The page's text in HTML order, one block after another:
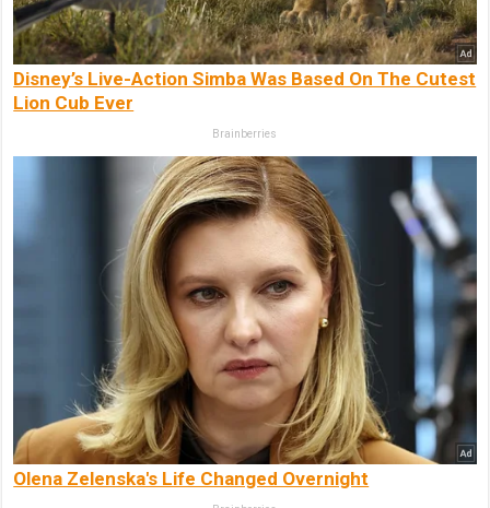
Disney’s Live-Action Simba Was Based On The Cutest
Lion Cub Ever
Brainberries
Olena Zelenska's Life Changed Overnight